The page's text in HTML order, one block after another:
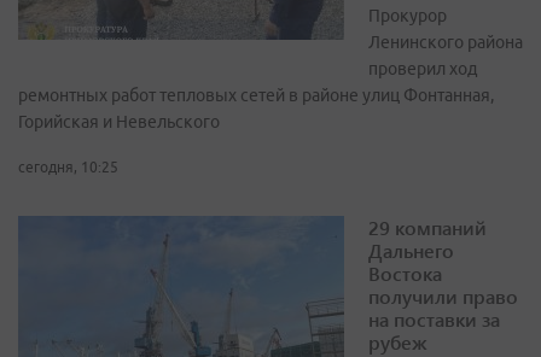
Прокурор
Ленинского района
проверил ход
ремонтных работ тепловых сетей в районе улиц Фонтанная,
Горийская и Невельского
сегодня, 10:25
29 компаний
Дальнего
Востока
получили право
на поставки за
рубеж